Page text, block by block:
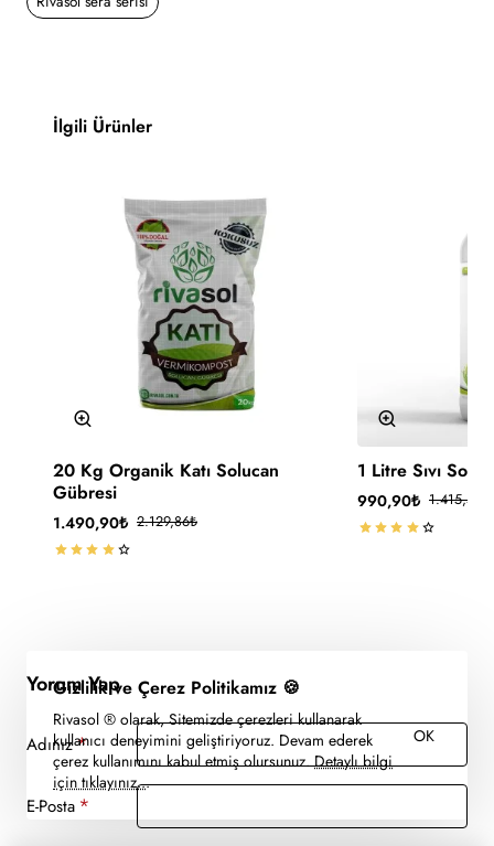
Gizlilik ve Çerez Politikamız 🍪
Rivasol ® olarak, Sitemizde çerezleri kullanarak
kullanıcı deneyimini geliştiriyoruz. Devam ederek
çerez kullanımını kabul etmiş olursunuz.Detaylı bilgi
için tıklayınız...
OK
İlgili Ürünler
🔥 Çok Satan
-30%
20 Kg Organik Katı Solucan
Gübresi
1.490,90₺ 2.129,86₺
-30%
1 Litre Sıvı
990,90₺ 1.415,57₺
Yorum Yap
Adınız
E-Posta